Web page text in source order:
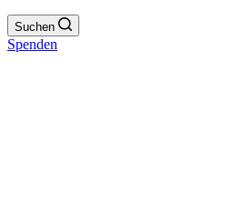
Suchen
Spenden